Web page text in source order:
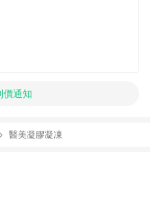
價通知
醫美凝膠凝凍